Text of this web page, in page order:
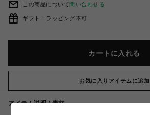
この商品について問い合わせる
ギフト：ラッピング不可
カートに入れる
お気に入りアイテムに追加
アイテム説明 / 素材